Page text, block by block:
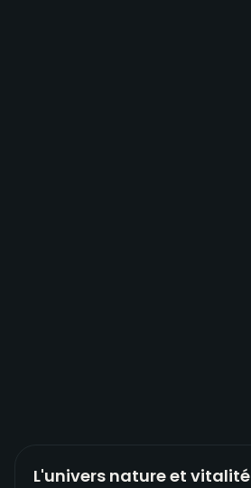
L'univers nature et vitalité